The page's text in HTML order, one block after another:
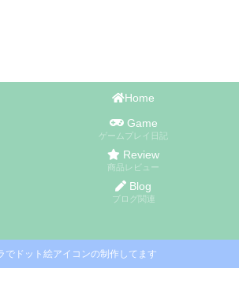
Home
Game
ゲームプレイ日記
Review
商品レビュー
Blog
ブログ関連
でドット絵アイコンの制作してます